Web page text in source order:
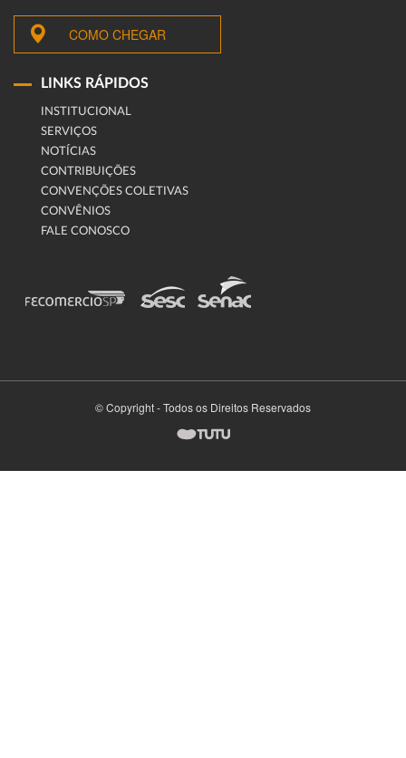
COMO CHEGAR
LINKS RÁPIDOS
INSTITUCIONAL
SERVIÇOS
NOTÍCIAS
CONTRIBUIÇÕES
CONVENÇÕES COLETIVAS
CONVÊNIOS
FALE CONOSCO
© Copyright - Todos os Direitos Reservados